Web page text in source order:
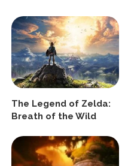
The Legend of Zelda:
Breath of the Wild